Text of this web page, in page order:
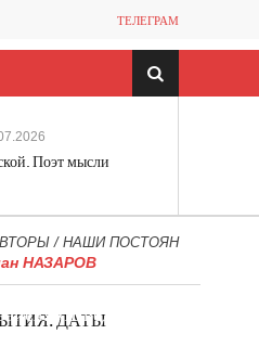
ТЕЛЕГРАМ
Поэт мысли
/ НАШИ ПОСТОЯН
НАЗАРОВ
ДАТЫ
«Шведская